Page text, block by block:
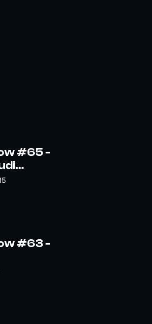
#65 -
#63 -